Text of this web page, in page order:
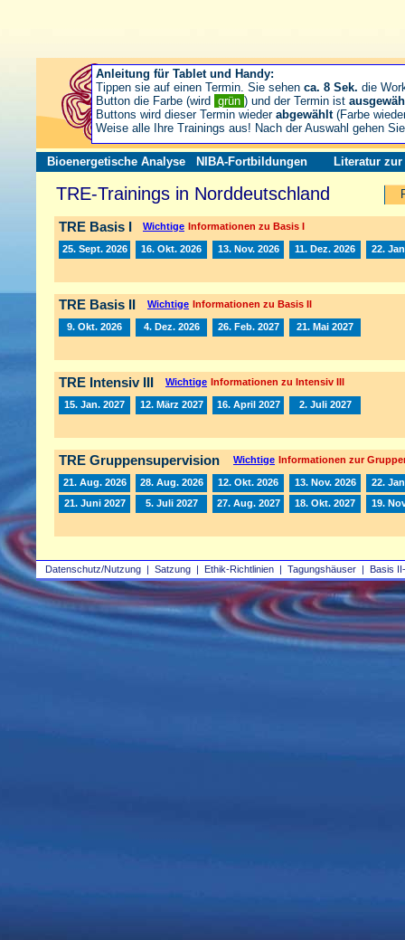
Datenschutz/Nutzung | Satzung | Ethik-Richtlinien | Tagungshäuser | Basis
Bioenergetische Analyse NIBA-Fortbildungen Literatur zur
TRE-Trainings in Norddeutschland
TRE Basis I Wichtige Informationen zu Basis I
25. Sept. 2026 16. Okt. 2026 13. Nov. 2026 11. Dez. 2026 22.
TRE Basis II Wichtige Informationen zu Basis II
9. Okt. 2026 4. Dez. 2026 26. Feb. 2027 21. Mai 2027
TRE Intensiv III Wichtige Informationen zu Intensiv III
15. Jan. 2027 12. März 2027 16. April 2027 2. Juli 2027
TRE Gruppensupervision Wichtige Informationen zur
21. Aug. 2026 28. Aug. 2026 12. Okt. 2026 13. Nov. 2026
22.
21. Juni 2027
5. Juli 2027 27. Aug. 2027 18. Okt. 2027 19.
Anleitung für Tablet und Handy:
Tippen sie auf einen Termin. Sie sehen ca. 8 Sek. die
Button die Farbe (wird grün ) und der Termin ist
Buttons wird dieser Termin wieder abgewählt(Farbe
Weise alle Ihre Trainings aus! Nach der Auswahl gehen